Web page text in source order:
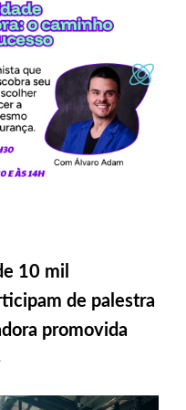
10 mil
de palestra
promovida